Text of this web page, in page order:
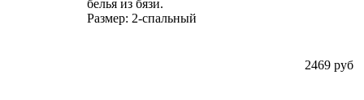
белья из бязи.
Размер: 2-спальный
2469 руб